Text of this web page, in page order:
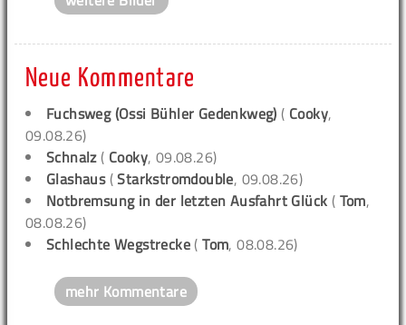
Neue Kommentare
Fuchsweg (Ossi Bühler Gedenkweg) ( Cooky,
09.08.26)
Schnalz( Cooky, 09.08.26)
Glashaus(Starkstromdouble, 09.08.26)
Notbremsung in der letzten Ausfahrt Glück ( Tom,
08.08.26)
Schlechte Wegstrecke (Tom, 08.08.26)
mehr Kommentare